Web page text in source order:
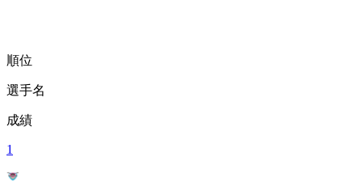
順位
選手名
成績
1